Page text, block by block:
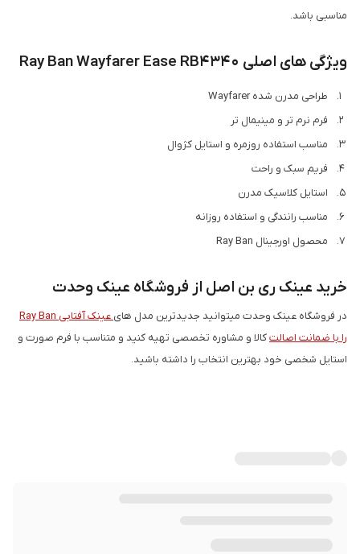
مناسبی باشد.
ویژگی های اصلی Ray Ban Wayfarer Ease RB4340
طراحی مدرن شده Wayfarer
فرم نرم تر و مینیمال تر
مناسب استفاده روزمره و استایل کژوال
فریم سبک و راحت
استایل کلاسیک مدرن
مناسب رانندگی و استفاده روزانه
محصول اورجینال Ray Ban
خرید عینک ری بن اصل از فروشگاه عینک وحدت
در فروشگاه عینک وحدت میتوانید جدیدترین مدل های
عینک آفتابی Ray Ban
را با ضمانت اصالتکالا و مشاوره تخصصی تهیه کنید و متناسب با فرم صورت و
استایل شخصی خود بهترین انتخاب را داشته باشید.